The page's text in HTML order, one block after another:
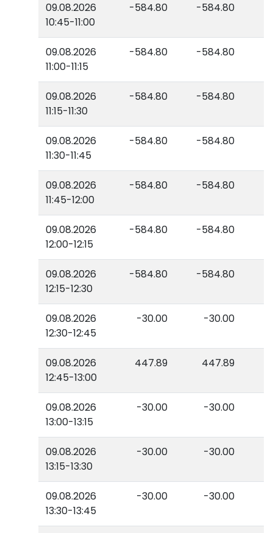
09.08.2026
10:45-11:00
-584.80 -584.80
09.08.2026
11:00-11:15
-584.80 -584.80
09.08.2026
11:15-11:30
-584.80 -584.80
09.08.2026
11:30-11:45
-584.80 -584.80
09.08.2026
11:45-12:00
-584.80 -584.80
09.08.2026
12:00-12:15
-584.80 -584.80
09.08.2026
12:15-12:30
-584.80 -584.80
09.08.2026
12:30-12:45
-30.00 -30.00
09.08.2026
12:45-13:00
447.89 447.89
09.08.2026
13:00-13:15
-30.00 -30.00
09.08.2026
13:15-13:30
-30.00 -30.00
09.08.2026
13:30-13:45
-30.00 -30.00